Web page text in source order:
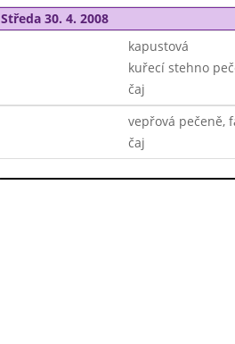
Středa 30. 4. 2008
kapustová
kuřecí stehno
čaj
vepřová pečeně,
čaj